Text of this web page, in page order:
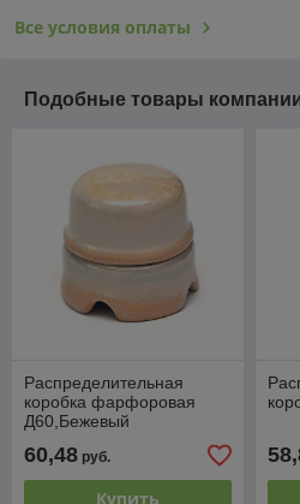
Все условия оплаты
Подобные товары
Распределительная
коробка фарфоровая
Д60,Бежевый
60,48 руб.
Купить